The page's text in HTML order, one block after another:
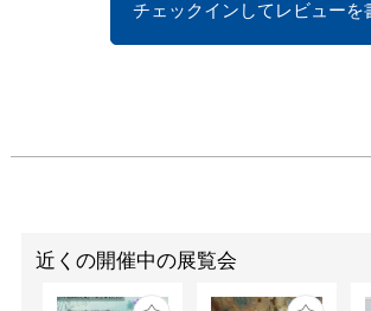
チェックインしてレビューを
近くの開催中の展覧会